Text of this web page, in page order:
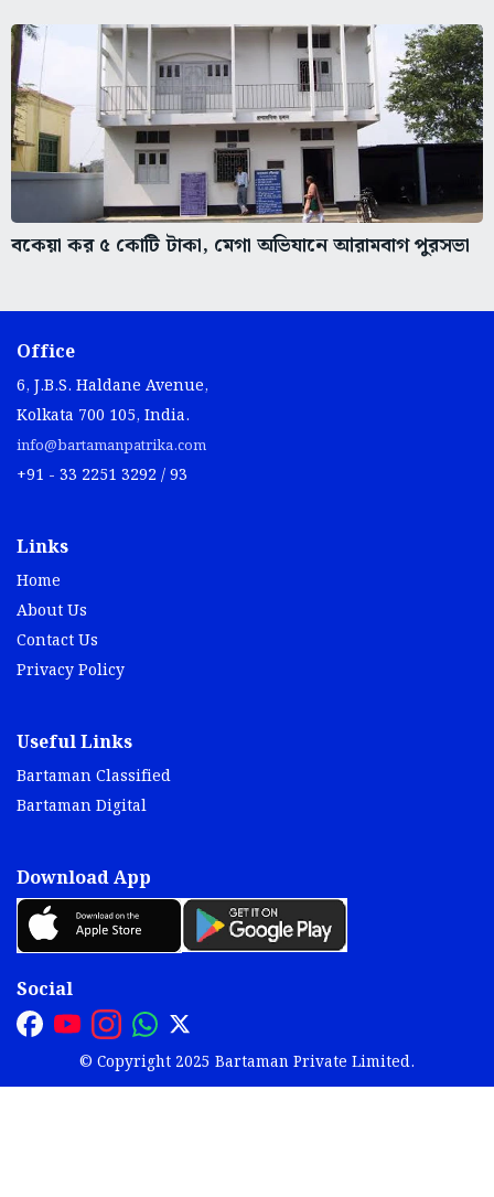
বকেয়া কর ৫ কোটি টাকা, মেগা অভিযানে আরামবাগ পুরসভা
Office
6, J.B.S. Haldane Avenue,
Kolkata 700 105, India.
info@bartamanpatrika.com
+91 - 33 2251 3292 / 93
Links
Home
About Us
Contact Us
Privacy Policy
Useful Links
Bartaman Classified
Bartaman Digital
Download App
Social
© Copyright 2025 Bartaman Private Limited.